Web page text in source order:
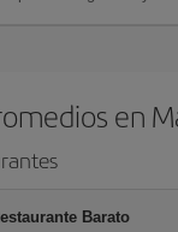
en
Barato